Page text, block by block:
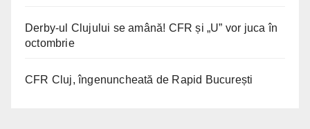
Derby-ul Clujului se amână! CFR și „U” vor juca în
octombrie
CFR Cluj, îngenuncheată de Rapid București